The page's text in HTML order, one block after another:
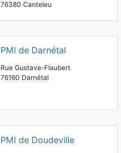
76380 Canteleu
PMI de Darnétal
Rue Gustave-Flaubert
76160 Darnétal
PMI de Doudeville